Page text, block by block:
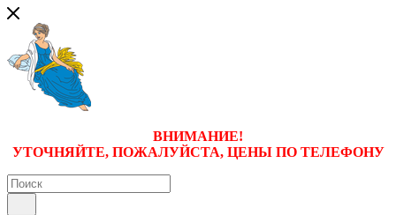
ВНИМАНИЕ!
УТОЧНЯЙТЕ, ПОЖАЛУЙСТА, ЦЕНЫ ПО ТЕЛЕФОНУ